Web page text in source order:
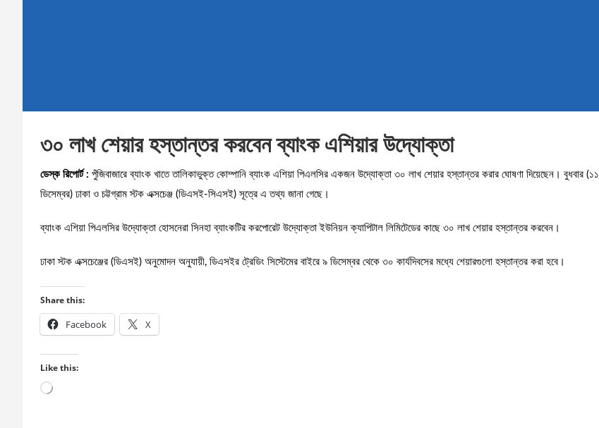
৩০ লাখ শেয়ার হস্তান্তর করবেন ব্যাংক এশিয়ার উদ্যোক্তা
ডেস্ক রিপোর্ট : পুঁজিবাজারে ব্যাংক খাতে তালিকাভুক্ত কোম্পানি ব্যাংক এশিয়া পিএলসির একজন উদ্যোক্তা ৩০ লাখ শেয়ার হস্তান্তর করার ঘোষণা দিয়েছেন। বুধবার (১১
ডিসেম্বর) ঢাকা ও চট্টগ্রাম স্টক এক্সচেঞ্জ (ডিএসই-সিএসই) সূত্রে এ তথ্য জানা গেছে।
ব্যাংক এশিয়া পিএলসির উদ্যোক্তা হোসনেরা সিনহা ব্যাংকটির করপোরেট উদ্যোক্তা ইউনিয়ন ক্যাপিটাল লিমিটেডের কাছে ৩০ লাখ শেয়ার হস্তান্তর করবেন।
ঢাকা স্টক এক্সচেঞ্জের (ডিএসই) অনুমোদন অনুযায়ী, ডিএসইর ট্রেডিং সিস্টেমের বাইরে ৯ ডিসেম্বর থেকে ৩০ কার্যদিবসের মধ্যে শেয়ারগুলো হস্তান্তর করা হবে।
Share this:
Facebook X
Like this:
Loading…